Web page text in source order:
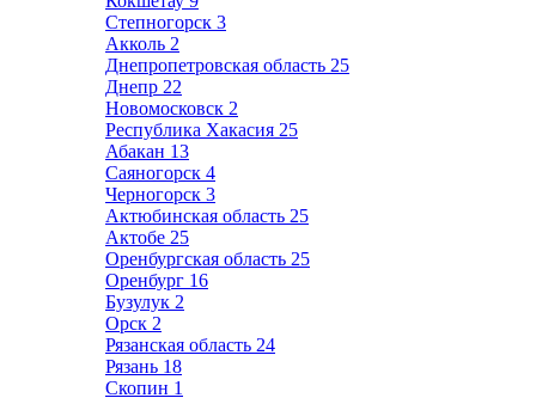
Степногорск 3
Акколь 2
Днепропетровская область 25
Днепр 22
Новомосковск 2
Республика Хакасия 25
Абакан 13
Саяногорск 4
Черногорск 3
Актюбинская область 25
Актобе 25
Оренбургская область 25
Оренбург 16
Бузулук 2
Орск 2
Рязанская область 24
Рязань 18
Скопин 1